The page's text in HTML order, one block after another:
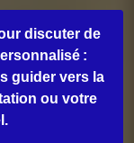
discuter de
:
guider vers la
ou votre